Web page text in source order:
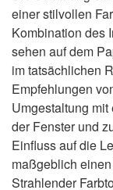
einer stilvollen
Kombination des
sehen auf dem
im tatsächlichen
Empfehlungen
Umgestaltung
der Fenster und
Einfluss auf die
maßgeblich
Strahlender